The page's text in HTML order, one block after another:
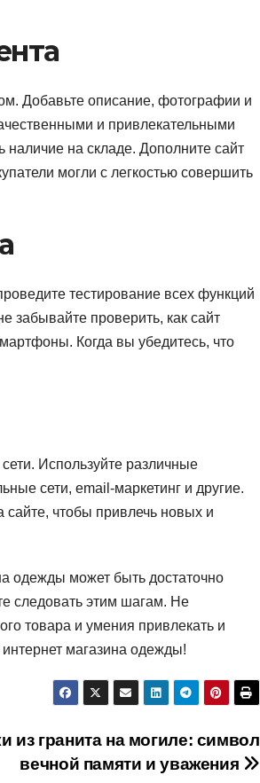
Добавьте описание, фотографии и
и привлекательными
наличие на складе. Дополните сайт
могли с легкостью совершить
тестирование всех функций
забывайте проверить, как сайт
Когда вы убедитесь, что
Используйте различные
сети, email-маркетинг и другие.
чтобы привлечь новых и
одежды может быть достаточно
следовать этим шагам. Не
товара и умения привлекать и
магазина одежды!
из гранита на могиле: символ
вечной памяти и уважения